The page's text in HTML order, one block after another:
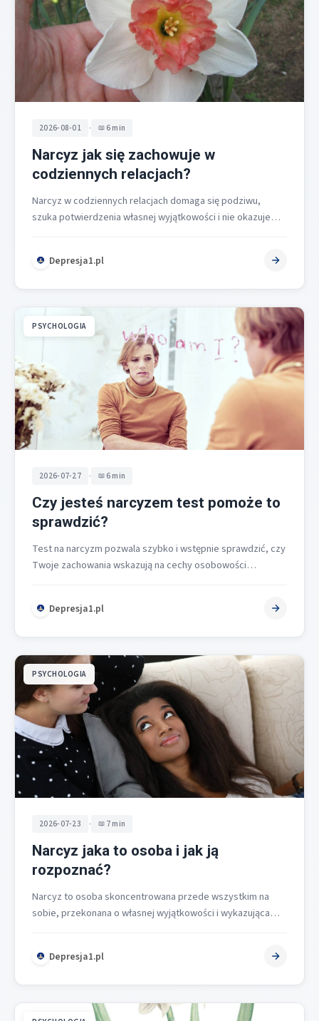
2026-08-01 • 6 min
Narcyz jak się zachowuje w
codziennych relacjach?
Narcyz w codziennych relacjach domaga się podziwu,
szuka potwierdzenia własnej wyjątkowości i nie okazuje
Depresja1.pl
PSYCHOLOGIA
2026-07-27 • 6 min
Czy jesteś narcyzem test pomoże to
sprawdzić?
Test na narcyzm pozwala szybko i wstępnie sprawdzić, czy
Twoje zachowania wskazują na cechy osobowości
Depresja1.pl
PSYCHOLOGIA
2026-07-23 • 7 min
Narcyz jaka to osoba i jak ją
rozpoznać?
Narcyz to osoba skoncentrowana przede wszystkim na
sobie, przekonana o własnej wyjątkowości i wykazująca
Depresja1.pl